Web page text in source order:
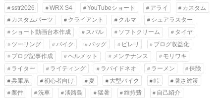
sstr2026
WRX S4 YouTubeショート アライ
カスタム
カスタムパーツ
クライアント クルマ
シュアラスター
ショート動画台本作成
スバル ソフトクリーム
タイヤ
ツーリング
バイク バッグ ピレリ
ブログ収益化
ブログ記事作成
ヘルメット メンテナンス
モリワキ
ライター
ライティング ラパイドネオ ラーメン
保険
兵庫県
初心者向け 夏 大型バイク 峠
暑さ対策
案件
洗車 淡路島 猛暑 維持費
自己紹介